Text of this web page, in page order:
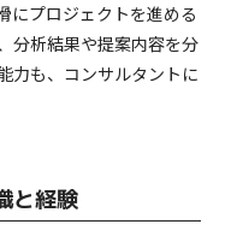
にプロジェクトを進める
分析結果や提案内容を分
力も、コンサルタントに
と経験